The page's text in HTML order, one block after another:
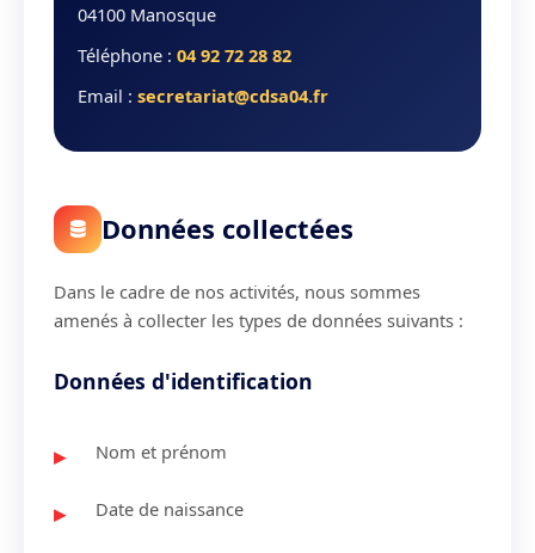
04100 Manosque
Téléphone : 04 92 72 28 82
Email : secretariat@cdsa04.fr
Données collectées
Dans le cadre de nos activités, nous sommes
amenés à collecter les types de données suivants :
Données d'identification
Nom et prénom
Date de naissance